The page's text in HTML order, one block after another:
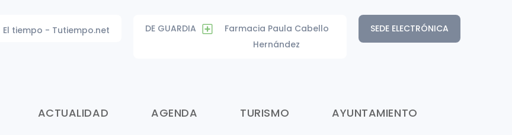
SEDE ELECTRÓNICA
DE GUARDIA
Farmacia Paula Cabello
Hernández
El tiempo - Tutiempo.net
ACTUALIDAD AGENDA TURISMO AYUNTAMIENTO